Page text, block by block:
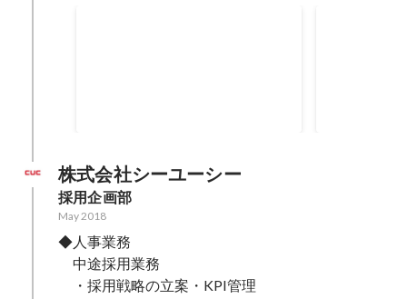
株式会社シーユーシー
採用企画部
May 2018
◆人事業務
中途採用業務
・採用戦略の立案・KPI管理